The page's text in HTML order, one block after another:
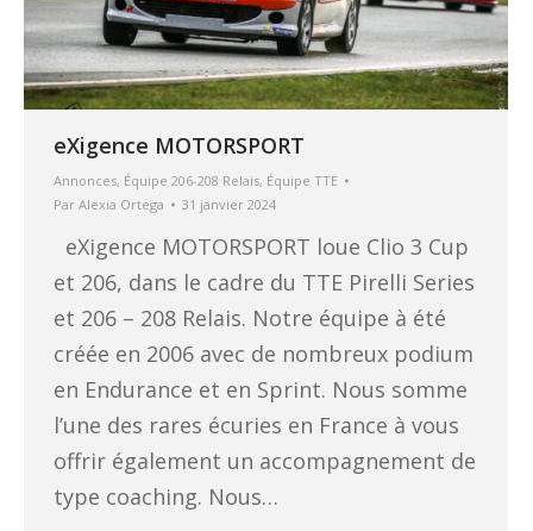
eXigence MOTORSPORT
Annonces, Équipe 206-208 Relais, Équipe TTE
Par Alexia Ortega 31 janvier 2024
eXigence MOTORSPORT loue Clio 3 Cup
et 206, dans le cadre du TTE Pirelli Series
et 206 – 208 Relais. Notre équipe à été
créée en 2006 avec de nombreux podium
en Endurance et en Sprint. Nous somme
l’une des rares écuries en France à vous
offrir également un accompagnement de
type coaching. Nous…